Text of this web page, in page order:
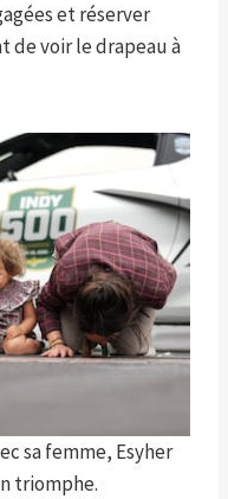
et réserver
de voir le drapeau à
sa femme, Esyher
triomphe.